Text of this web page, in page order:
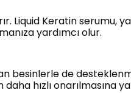
Liquid Keratin serumu,
yardımcı olur.
besinlerle de
hızlı onarılmasına